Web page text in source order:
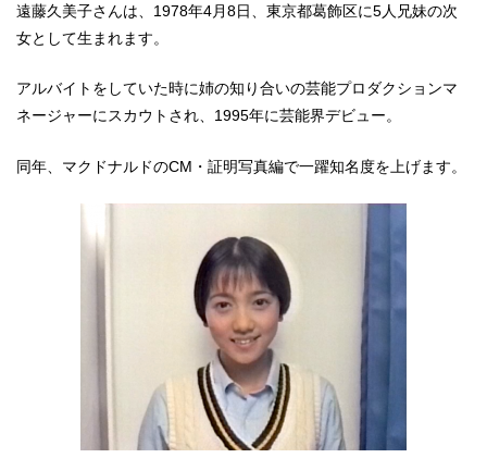
遠藤久美子さんは、1978年4月8日、東京都葛飾区に5人兄妹の次
女として生まれます。
アルバイトをしていた時に姉の知り合いの芸能プロダクションマ
ネージャーにスカウトされ、1995年に芸能界デビュー。
同年、マクドナルドのCM・証明写真編で一躍知名度を上げます。